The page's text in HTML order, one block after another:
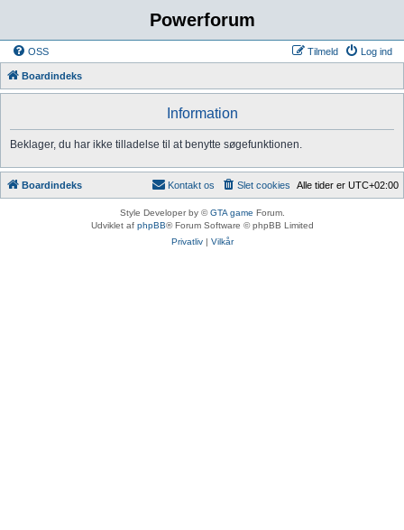
Powerforum
OSS Log ind
Tilmeld
Boardindeks
Information
Beklager, du har ikke tilladelse til at benytte søgefunktionen.
Boardindeks Alle tider er UTC+02:00
Slet cookies
Kontakt os
Style Developer by ©GTA game Forum.
Udviklet af phpBB® Forum Software © phpBB Limited
Privatliv| Vilkår